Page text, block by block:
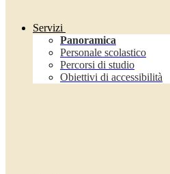
Servizi
Panoramica
Personale scolastico
Percorsi di studio
Obiettivi di accessibilità